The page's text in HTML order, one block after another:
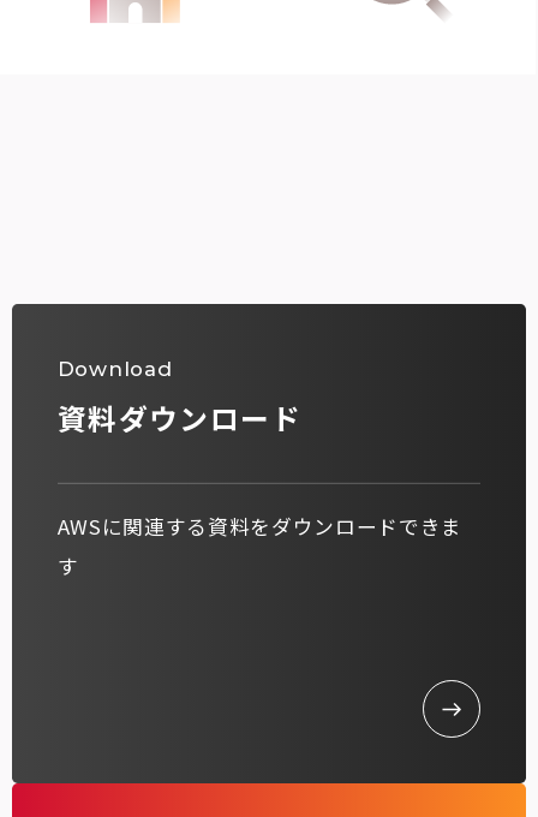
Download
資料ダウンロード
AWSに関連する資料をダウンロードできま
す